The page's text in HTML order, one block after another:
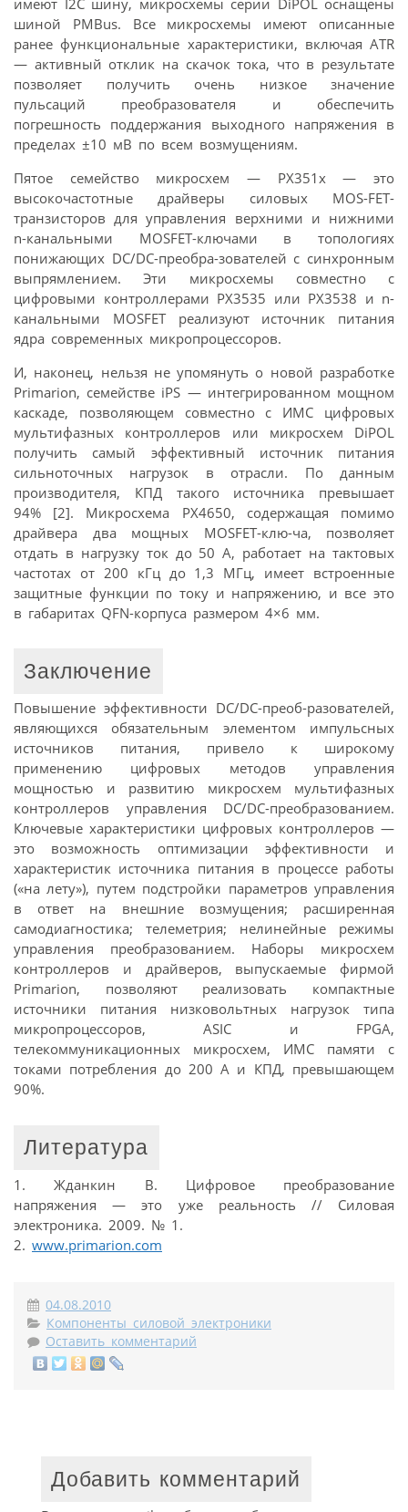
шиной PMBus. Все микросхемы имеют описанные
ранее функциональные характеристики, включая ATR
— активный отклик на скачок тока, что в результате
позволяет получить очень низкое значение
пульсаций преобразователя и обеспечить
погрешность поддержания выходного напряжения в
пределах ±10 мВ по всем возмущениям.
Пятое семейство микросхем — PX351x — это
высокочастотные драйверы силовых MOS-FET-
транзисторов для управления верхними и нижними
n-канальными MOSFET-ключами в топологиях
понижающих DC/DC-преобра-зователей с синхронным
выпрямлением. Эти микросхемы совместно с
цифровыми контроллерами PX3535 или PX3538 и n-
канальными MOSFET реализуют источник питания
ядра современных микропроцессоров.
И, наконец, нельзя не упомянуть о новой разработке
Primarion, семействе iPS — интегрированном мощном
каскаде, позволяющем совместно с ИМС цифровых
мультифазных контроллеров или микросхем DiPOL
получить самый эффективный источник питания
сильноточных нагрузок в отрасли. По данным
производителя, КПД такого источника превышает
94% [2]. Микросхема PX4650, содержащая помимо
драйвера два мощных MOSFET-клю-ча, позволяет
отдать в нагрузку ток до 50 А, работает на тактовых
частотах от 200 кГц до 1,3 МГц, имеет встроенные
защитные функции по току и напряжению, и все это
в габаритах QFN-корпуса размером 4×6 мм.
Заключение
Повышение эффективности DC/DC-преоб-разователей,
являющихся обязательным элементом импульсных
источников питания, привело к широкому
применению цифровых методов управления
мощностью и развитию микросхем мультифазных
контроллеров управления DC/DC-преобразованием.
Ключевые характеристики цифровых контроллеров —
это возможность оптимизации эффективности и
характеристик источника питания в процессе работы
(«на лету»), путем подстройки параметров управления
в ответ на внешние возмущения; расширенная
самодиагностика; телеметрия; нелинейные режимы
управления преобразованием. Наборы микросхем
контроллеров и драйверов, выпускаемые фирмой
Primarion, позволяют реализовать компактные
источники питания низковольтных нагрузок типа
микропроцессоров, ASIC и FPGA,
телекоммуникационных микросхем, ИМС памяти с
токами потребления до 200 А и КПД, превышающем
90%.
Литература
1. Жданкин В. Цифровое преобразование
напряжения — это уже реальность // Силовая
электроника. 2009. № 1.
2. www.primarion.com
04.08.2010
Компоненты силовой электроники
Оставить комментарий
Добавить комментарий